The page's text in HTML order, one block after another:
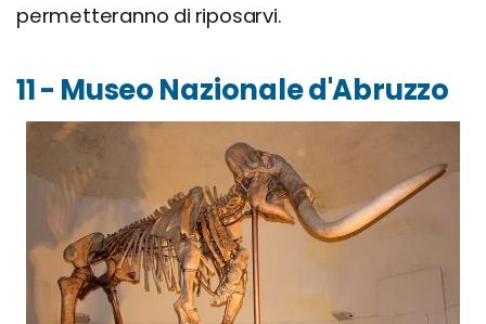
permetteranno di riposarvi.
11 - Museo Nazionale d'Abruzzo